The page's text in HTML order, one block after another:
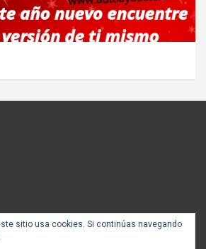
sitio usa cookies. Si continúas navegando
Rogama Informática